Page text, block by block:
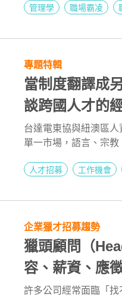
時反而是那隻「難敵猴
識上綁架壟斷；「領
箭。
管理學 職場霸凌
專題特輯
當制度翻譯成
談跨國人才的
台達電東協與紐澳區
單一市場，語言、宗
人才招募 工作機會
企業獵才招募趨勢
獵頭顧問（
容、薪資、應
許多公司經常面臨「